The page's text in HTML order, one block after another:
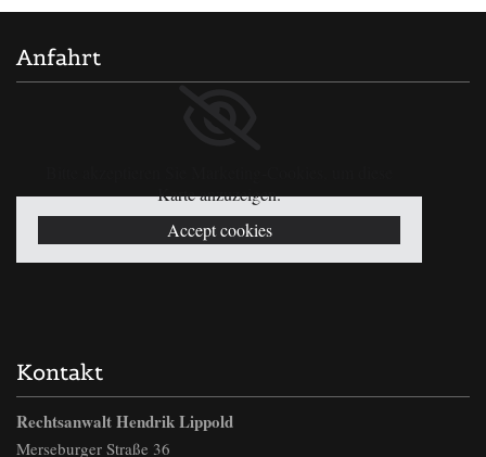
Anfahrt
Karte anzuzeigen.
Accept cookies
Kontakt
Rechtsanwalt Hendrik Lippold
Merseburger Straße 36